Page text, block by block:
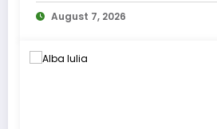
August 7, 2026